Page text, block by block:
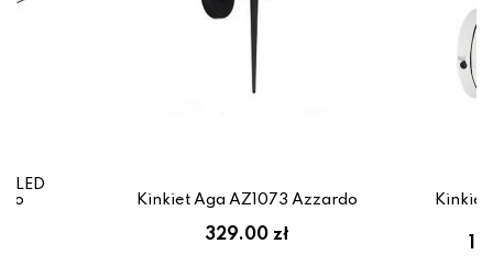
LED
Kinkiet Aga AZ1073 Azzardo
329.00 zł
Kinkiet